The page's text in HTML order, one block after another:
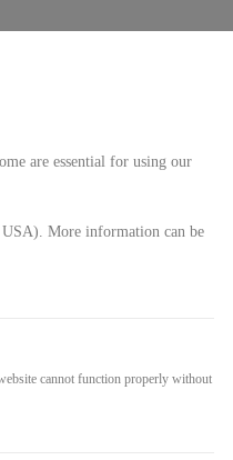
are essential for using our
More information can be
cannot function properly without